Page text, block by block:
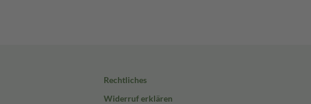
Rechtliches
Widerruf erklären